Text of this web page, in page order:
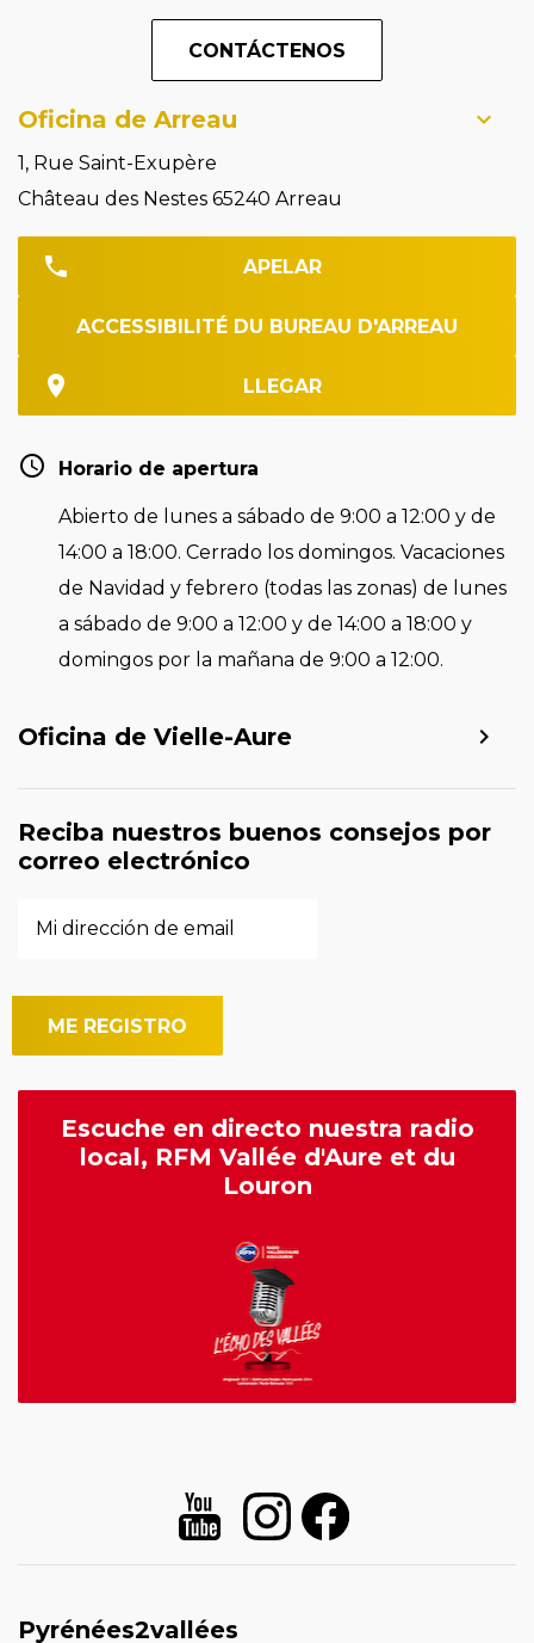
CONTÁCTENOS
Oficina de Arreau
1, Rue Saint-Exupère
Château des Nestes 65240 Arreau
APELAR
ACCESSIBILITÉ DU BUREAU D'ARREAU
LLEGAR
Horario de apertura
Abierto de lunes a sábado de 9:00 a 12:00 y de
14:00 a 18:00. Cerrado los domingos. Vacaciones
de Navidad y febrero (todas las zonas) de lunes
a sábado de 9:00 a 12:00 y de 14:00 a 18:00 y
domingos por la mañana de 9:00 a 12:00.
Oficina de Vielle-Aure
Reciba nuestros buenos consejos por
correo electrónico
Escuche en directo nuestra radio
local, RFM Vallée d'Aure et du
Louron
Pyrénées2vallées